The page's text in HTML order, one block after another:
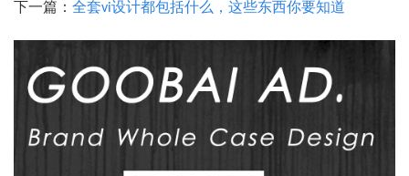
下一篇： 全套vi设计都包括什么，这些东西你要知道